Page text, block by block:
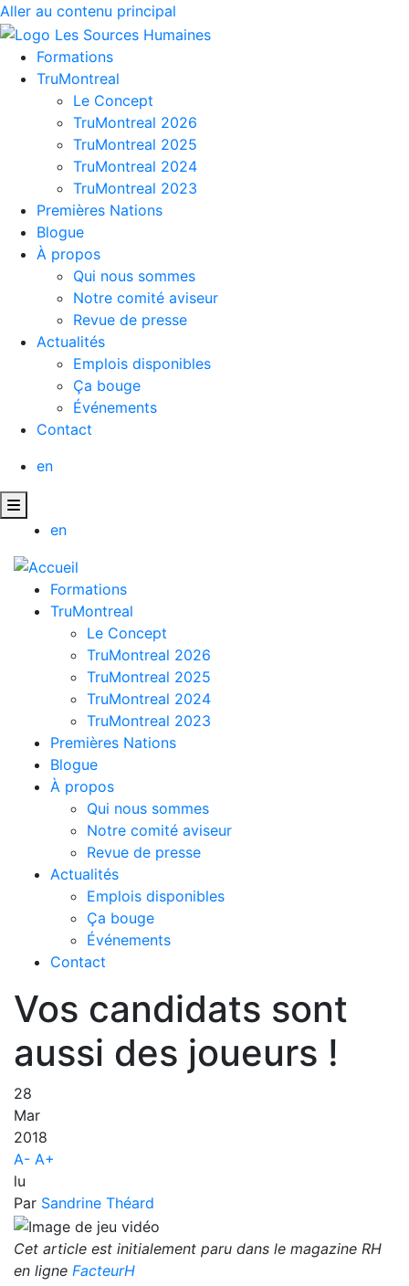
Aller au contenu principal
Formations
TruMontreal
Le Concept
TruMontreal 2026
TruMontreal 2025
TruMontreal 2024
TruMontreal 2023
Premières Nations
Blogue
À propos
Qui nous sommes
Notre comité aviseur
Revue de presse
Actualités
Emplois disponibles
Ça bouge
Événements
Contact
en
en
Formations
TruMontreal
Le Concept
TruMontreal 2026
TruMontreal 2025
TruMontreal 2024
TruMontreal 2023
Premières Nations
Blogue
À propos
Qui nous sommes
Notre comité aviseur
Revue de presse
Actualités
Emplois disponibles
Ça bouge
Événements
Contact
Vos candidats sont
aussi des joueurs !
28
Mar
2018
A- A+
lu
Par Sandrine Théard
Cet article est initialement paru dans le magazine RH
en ligne FacteurH